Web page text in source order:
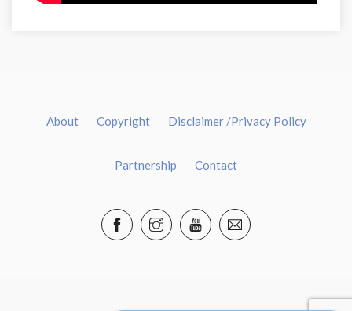
About Copyright Disclaimer /Privacy Policy
Partnership Contact